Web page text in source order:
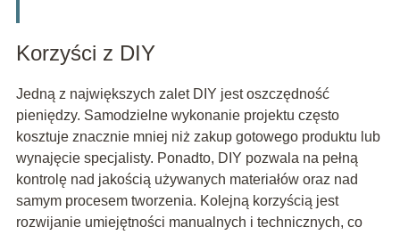
Korzyści z DIY
Jedną z największych zalet DIY jest oszczędność
pieniędzy. Samodzielne wykonanie projektu często
kosztuje znacznie mniej niż zakup gotowego produktu lub
wynajęcie specjalisty. Ponadto, DIY pozwala na pełną
kontrolę nad jakością używanych materiałów oraz nad
samym procesem tworzenia. Kolejną korzyścią jest
rozwijanie umiejętności manualnych i technicznych, co